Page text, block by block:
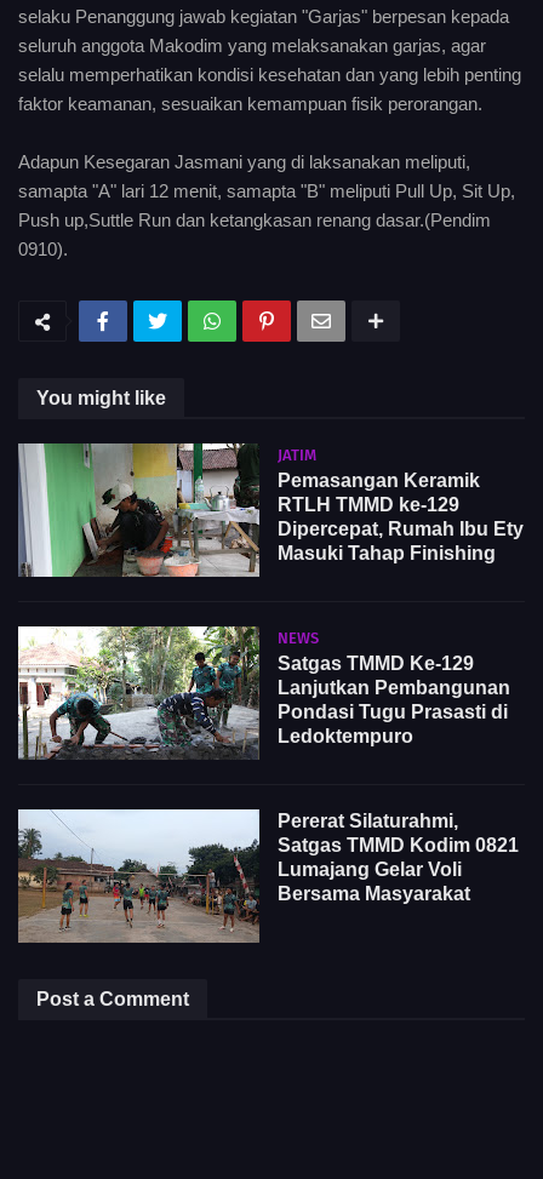
selaku Penanggung jawab kegiatan "Garjas" berpesan kepada
seluruh anggota Makodim yang melaksanakan garjas, agar
selalu memperhatikan kondisi kesehatan dan yang lebih penting
faktor keamanan, sesuaikan kemampuan fisik perorangan.
Adapun Kesegaran Jasmani yang di laksanakan meliputi,
samapta "A" lari 12 menit, samapta "B" meliputi Pull Up, Sit Up,
Push up,Suttle Run dan ketangkasan renang dasar.(Pendim
0910).
You might like
JATIM
Pemasangan Keramik
RTLH TMMD ke-129
Dipercepat, Rumah Ibu Ety
Masuki Tahap Finishing
NEWS
Satgas TMMD Ke-129
Lanjutkan Pembangunan
Pondasi Tugu Prasasti di
Ledoktempuro
Pererat Silaturahmi,
Satgas TMMD Kodim 0821
Lumajang Gelar Voli
Bersama Masyarakat
Post a Comment